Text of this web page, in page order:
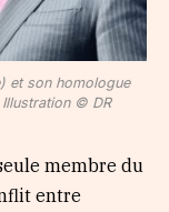
et son homologue
© DR
membre du
entre